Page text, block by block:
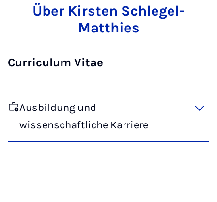
Über Kirsten Schlegel-
Matthies
Curriculum Vitae
Ausbildung und
wissenschaftliche Karriere